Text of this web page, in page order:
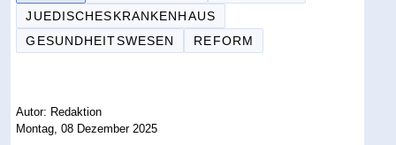
JUEDISCHESKRANKENHAUS
GESUNDHEITSWESEN
REFORM
Autor: Redaktion
Montag, 08 Dezember 2025